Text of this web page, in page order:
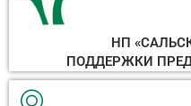
НП
ПОДДЕРЖКИ